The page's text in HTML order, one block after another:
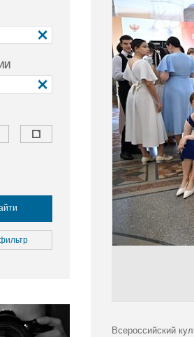
и отдых
Всероссийский